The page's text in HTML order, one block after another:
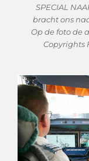
SPECIAL
bracht ons
Op de foto de
Copyrights